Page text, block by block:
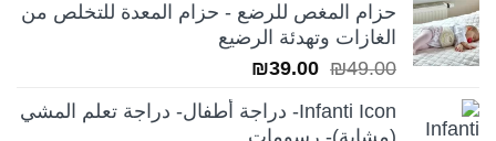
حزام المغص للرضع - حزام المعدة للتخلص من
الغازات وتهدئة الرضيع
₪49.00
السعر
هو:
₪39.00
هو:
Infanti Icon- دراجة أطفال- دراجة تعلم المشي